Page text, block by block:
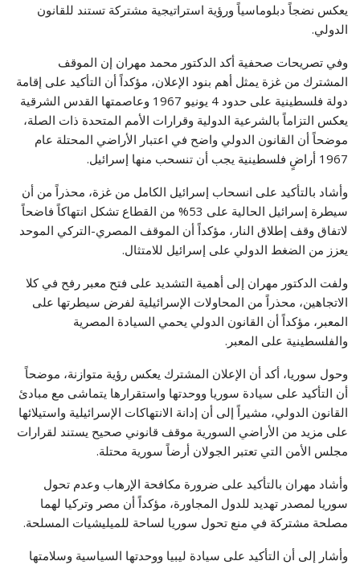
يعكس نضجاً دبلوماسياً ورؤية استراتيجية مشتركة تستند للقانون
الدولي.
وفي تصريحات صحفية أكد الدكتور محمد مهران إن الموقف
المشترك من غزة يمثل أهم بنود الإعلان، مؤكداً أن التأكيد على إقامة
دولة فلسطينية على حدود 4 يونيو 1967 وعاصمتها القدس الشرقية
يعكس التزاماً بالشرعية الدولية وقرارات الأمم المتحدة ذات الصلة،
موضحاً أن القانون الدولي واضح في اعتبار الأراضي المحتلة عام
1967 أراضٍ فلسطينية يجب أن تنسحب منها إسرائيل.
وأشاد بالتأكيد على انسحاب إسرائيل الكامل من غزة، محذراً من أن
سيطرة إسرائيل الحالية على 53% من القطاع تشكل انتهاكاً فاضحاً
لاتفاق وقف إطلاق النار، مؤكداً أن الموقف المصري-التركي الموحد
يعزز من الضغط الدولي على إسرائيل للامتثال.
ولفت الدكتور مهران إلى أهمية التشديد على فتح معبر رفح في كلا
الاتجاهين، محذراً من المحاولات الإسرائيلية لفرض سيطرتها على
المعبر، مؤكداً أن القانون الدولي يحمي السيادة المصرية
والفلسطينية على المعبر.
وحول سوريا، أكد أن الإعلان المشترك يعكس رؤية متوازنة، موضحاً
أن التأكيد على سيادة سوريا ووحدتها واستقرارها يتماشى مع مبادئ
القانون الدولي، مشيراً إلى أن إدانة الانتهاكات الإسرائيلية واستيلائها
على مزيد من الأراضي السورية موقف قانوني صحيح يستند لقرارات
مجلس الأمن التي تعتبر الجولان أرضاً سورية محتلة.
وأشاد مهران بالتأكيد على ضرورة مكافحة الإرهاب وعدم تحول
سوريا لمصدر تهديد للدول المجاورة، مؤكداً أن مصر وتركيا لهما
مصلحة مشتركة في منع تحول سوريا لساحة للميليشيات المسلحة.
وأشار إلى أن التأكيد على سيادة ليبيا ووحدتها السياسية وسلامتها